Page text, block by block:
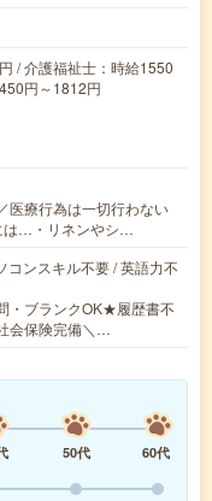
/ 介護福祉士：時給1550
円～1812円
医療行為は一切行わない
は…・リネンやシ…
コンスキル不要 / 英語力不
・ブランクOK★履歴書不
会保険完備＼…
50代
60代